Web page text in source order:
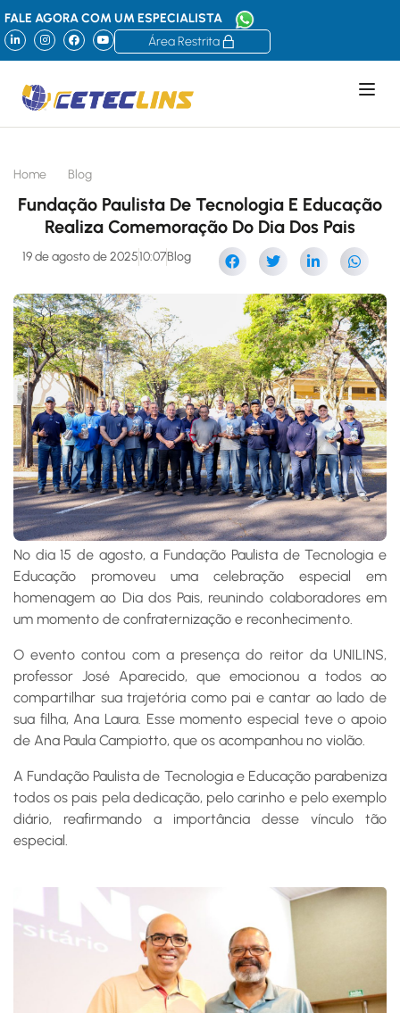
FALE AGORA COM UM ESPECIALISTA
Área Restrita
Home Blog
Fundação Paulista De Tecnologia E Educação
Realiza Comemoração Do Dia Dos Pais
19 de agosto de 202510:07Blog
No dia 15 de agosto, a Fundação Paulista de Tecnologia e
Educação promoveu uma celebração especial em
homenagem ao Dia dos Pais, reunindo colaboradores em
um momento de confraternização e reconhecimento.
O evento contou com a presença do reitor da UNILINS,
professor José Aparecido, que emocionou a todos ao
compartilhar sua trajetória como pai e cantar ao lado de
sua filha, Ana Laura. Esse momento especial teve o apoio
de Ana Paula Campiotto, que os acompanhou no violão.
A Fundação Paulista de Tecnologia e Educação parabeniza
todos os pais pela dedicação, pelo carinho e pelo exemplo
diário, reafirmando a importância desse vínculo tão
especial.